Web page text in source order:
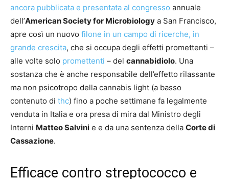
ancora pubblicata e presentata al congresso annuale
dell’American Society for Microbiology a San Francisco,
apre così un nuovo filone in un campo di ricerche, in
grande crescita, che si occupa degli effetti promettenti –
alle volte solo promettenti – del cannabidiolo. Una
sostanza che è anche responsabile dell’effetto rilassante
ma non psicotropo della cannabis light (a basso
contenuto di thc) fino a poche settimane fa legalmente
venduta in Italia e ora presa di mira dal Ministro degli
Interni Matteo Salvini e e da una sentenza della Corte di
Cassazione.
Efficace contro streptococco e